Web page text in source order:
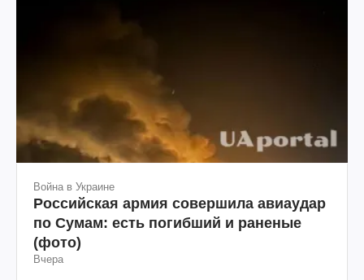
Война в Украине
Российская армия совершила авиаудар
по Сумам: есть погибший и раненые
(фото)
Вчера